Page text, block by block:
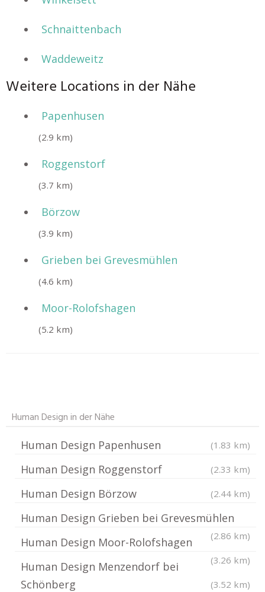
Schnaittenbach
Waddeweitz
Weitere Locations in der Nähe
Papenhusen
(2.9 km)
Roggenstorf
(3.7 km)
Börzow
(3.9 km)
Grieben bei Grevesmühlen
(4.6 km)
Moor-Rolofshagen
(5.2 km)
Human Design in der Nähe
Human Design Papenhusen (1.83 km)
Human Design Roggenstorf (2.33 km)
Human Design Börzow (2.44 km)
Human Design Grieben bei Grevesmühlen
(2.86 km)
Human Design Moor-Rolofshagen
(3.26 km)
Human Design Menzendorf bei
Schönberg
(3.52 km)